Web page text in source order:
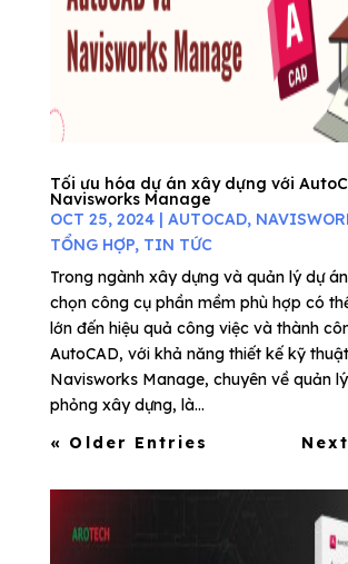
Tối ưu hóa dự án xây dựng với
Navisworks Manage
OCT 25, 2024| AUTOCAD,
TỔNG HỢP, TIN TỨC
Trong ngành xây dựng và quản lý dự
chọn công cụ phần mềm phù hợp có
lớn đến hiệu quả công việc và thành
AutoCAD, với khả năng thiết kế kỹ
Navisworks Manage, chuyên về quản
phỏng xây dựng, là...
« Older Entries